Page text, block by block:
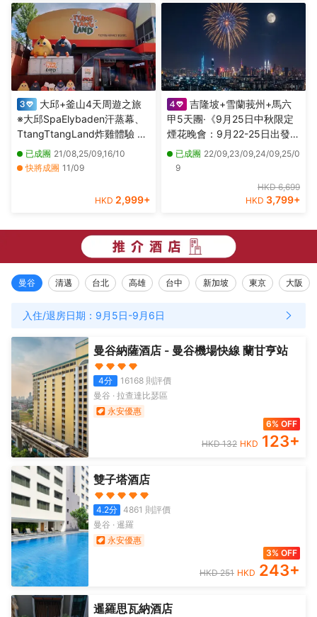
大邱+釜山4天周遊之旅
※大邱SpaElybaden汗蒸幕、
TtangTtangLand炸雞體驗 ※
釜山海月天空步道+青沙浦紅
白燈塔、海雲台海岸列車體
已成團 21/08,25/09,16/10
快將成團 11/09
HKD 2,999+
吉隆坡+雪蘭莪州+馬六
甲5天團·《9月25日中秋限定
煙花晚會：9月22-25日出發》
【永安獨家】全新夜景山頂餐
廳，欣賞中秋煙花晚會、瓜拉
淚】及螢火蟲)、適耕莊【欣賞
已成團 22/09,23/09,24/09,25/0
9
HKD 6,699
HKD 3,799+
曼谷 清邁 台北 高雄 台中 新加坡 東京 大阪
入住/退房日期： 9月5日-9月6日
曼谷納薩酒店 - 曼谷機場快線 蘭甘亨站
4分 16168則評價
曼谷 · 拉查達比瑟區
永安優惠
6% OFF
HKD132 HKD 123+
雙子塔酒店
4.2分 4861 則評價
曼谷 · 暹羅
永安優惠
3% OFF
HKD251 HKD 243+
暹羅思瓦納酒店